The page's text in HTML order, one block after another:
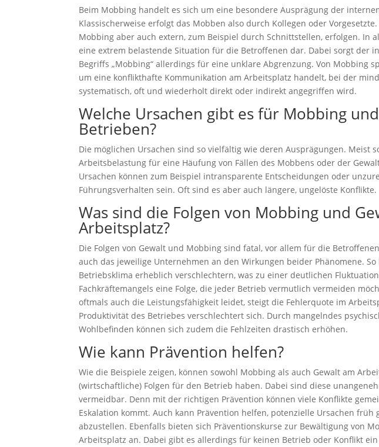
Beim Mobbing handelt es sich um eine besondere Ausprägung der
Klassischerweise erfolgt das Mobben also durch Kollegen oder
Mobbing aber auch extern, zum Beispiel durch Schnittstellen, erfolgen. In
eine extrem belastende Situation für die Betroffenen dar. Dabei sorgt der
Begriffs „Mobbing“ allerdings für eine unklare Abgrenzung. Von Mobbing
um eine konflikthafte Kommunikation am Arbeitsplatz handelt, bei der
systematisch, oft und wiederholt direkt oder indirekt angegriffen wird.
Welche Ursachen gibt es für Mobbing
Betrieben?
Die möglichen Ursachen sind so vielfältig wie deren Ausprägungen. Meist
Arbeitsbelastung für eine Häufung von Fällen des Mobbens oder der
Ursachen können zum Beispiel intransparente Entscheidungen oder
Führungsverhalten sein. Oft sind es aber auch längere, ungelöste Konflikte.
Was sind die Folgen von Mobbing und
Arbeitsplatz?
Die Folgen von Gewalt und Mobbing sind fatal, vor allem für die
auch das jeweilige Unternehmen an den Wirkungen beider Phänomene. So
Betriebsklima erheblich verschlechtern, was zu einer deutlichen
Fachkräftemangels eine Folge, die jeder Betrieb vermutlich vermeiden
oftmals auch die Leistungsfähigkeit leidet, steigt die Fehlerquote im
Produktivität des Betriebes verschlechtert sich. Durch mangelndes
Wohlbefinden können sich zudem die Fehlzeiten drastisch erhöhen.
Wie kann Prävention helfen?
Wie die Beispiele zeigen, können sowohl Mobbing als auch Gewalt am
(wirtschaftliche) Folgen für den Betrieb haben. Dabei sind diese
vermeidbar. Denn mit der richtigen Prävention können viele Konflikte
Eskalation kommt. Auch kann Prävention helfen, potenzielle Ursachen früh
abzustellen. Ebenfalls bieten sich Präventionskurse zur Bewältigung von
Arbeitsplatz an. Dabei gibt es allerdings für keinen Betrieb oder Konflikt ein